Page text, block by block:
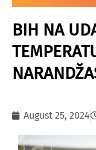
BIH NA
August 25, 2024